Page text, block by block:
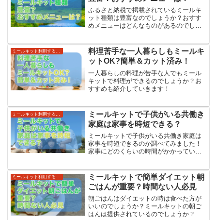
ふるさと納税で掲載されているミールキ
ット種類は豊富なのでしょうか？おすす
めメニューはどんなものがあるのでしょ
ミールキット利用する世帯・利便性
料理苦手な一人暮らしもミールキ
ットOK?簡単＆カット済み！
一人暮らしの料理が苦手な人でもミール
キットで料理ができるのでしょうか？お
すすめも紹介していきます！
ミールキットで子供がいる共働き
家庭は家事を時短できる？
ミールキットで子供がいる共働き家庭は
家事を時短できるのか調べてみました！
家事にどのくらいの時間がかかっている
ミールキットで簡単ダイエット朝
ごはんが重要？時間ない人必見
朝ごはんはダイエットの時は食べた方が
いいのでしょうか？ミールキットの朝ご
はんは提供されているのでしょうか？